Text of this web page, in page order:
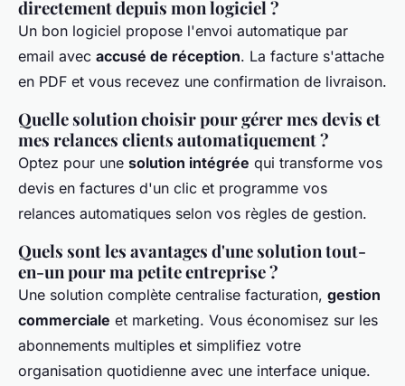
directement depuis mon logiciel ?
Un bon logiciel propose l'envoi automatique par
email avec accusé de réception. La facture s'attache
en PDF et vous recevez une confirmation de livraison.
Quelle solution choisir pour gérer mes devis et
mes relances clients automatiquement ?
Optez pour une solution intégrée qui transforme vos
devis en factures d'un clic et programme vos
relances automatiques selon vos règles de gestion.
Quels sont les avantages d'une solution tout-
en-un pour ma petite entreprise ?
Une solution complète centralise facturation, gestion
commerciale et marketing. Vous économisez sur les
abonnements multiples et simplifiez votre
organisation quotidienne avec une interface unique.